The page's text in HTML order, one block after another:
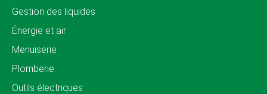
Gestion des liquides
Énergie et air
Menuiserie
Plomberie
Outils électriques